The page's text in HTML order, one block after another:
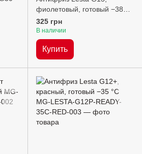
фиолетовый, готовый −38
°C, 1л
325 грн
В наличии
Купить